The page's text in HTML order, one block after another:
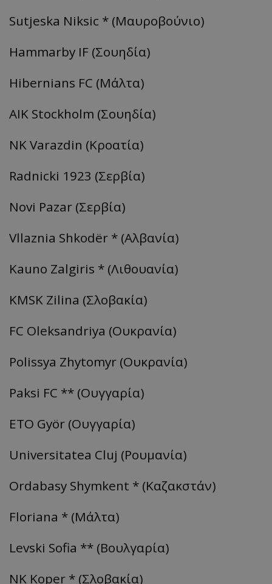
Sutjeska Niksic * (Μαυροβούνιο)
Hammarby IF (Σουηδία)
Hibernians FC (Μάλτα)
AIK Stockholm (Σουηδία)
NK Varazdin (Κροατία)
Radnicki 1923 (Σερβία)
Novi Pazar (Σερβία)
Vllaznia Shkodër * (Αλβανία)
Kauno Zalgiris * (Λιθουανία)
KMSK Zilina (Σλοβακία)
FC Oleksandriya (Ουκρανία)
Polissya Zhytomyr (Ουκρανία)
Paksi FC ** (Ουγγαρία)
ETO Györ (Ουγγαρία)
Universitatea Cluj (Ρουμανία)
Ordabasy Shymkent * (Καζακστάν)
Floriana * (Μάλτα)
Levski Sofia ** (Βουλγαρία)
NK Koper * (Σλοβακία)